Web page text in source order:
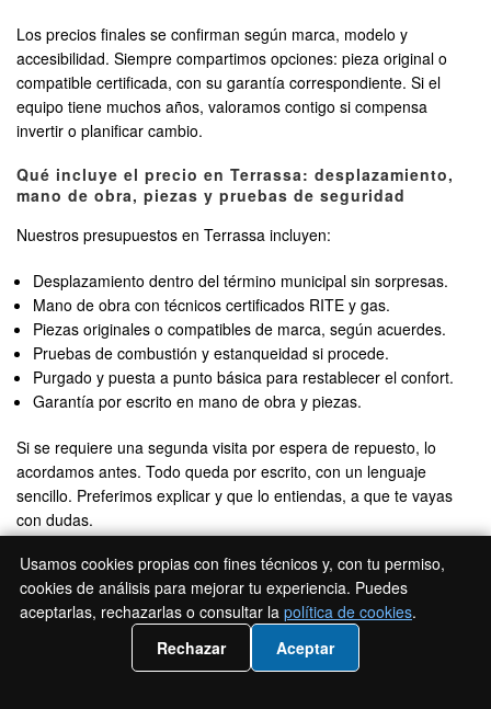
Los precios finales se confirman según marca, modelo y
accesibilidad. Siempre compartimos opciones: pieza original o
compatible certificada, con su garantía correspondiente. Si el
equipo tiene muchos años, valoramos contigo si compensa
invertir o planificar cambio.
Qué incluye el precio en Terrassa: desplazamiento,
mano de obra, piezas y pruebas de seguridad
Nuestros presupuestos en Terrassa incluyen:
Desplazamiento dentro del término municipal sin sorpresas.
Mano de obra con técnicos certificados RITE y gas.
Piezas originales o compatibles de marca, según acuerdes.
Pruebas de combustión y estanqueidad si procede.
Purgado y puesta a punto básica para restablecer el confort.
Garantía por escrito en mano de obra y piezas.
Si se requiere una segunda visita por espera de repuesto, lo
acordamos antes. Todo queda por escrito, con un lenguaje
sencillo. Preferimos explicar y que lo entiendas, a que te vayas
con dudas.
Técnicos de calderas y calefacción
acreditados en Terrassa
📲 Llámanos 936 94 20 91
Usamos cookies propias con fines técnicos y, con tu permiso,
cookies de análisis para mejorar tu experiencia. Puedes
aceptarlas, rechazarlas o consultar la política de cookies.
Rechazar
Aceptar